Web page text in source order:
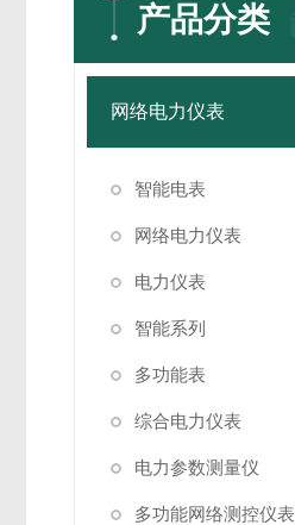
产品分类
网络电力仪表
智能电表
网络电力仪表
电力仪表
智能系列
多功能表
综合电力仪表
电力参数测量仪
多功能网络测控仪表